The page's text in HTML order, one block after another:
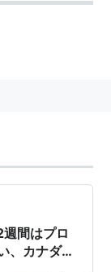
間はプロ
、カナダの